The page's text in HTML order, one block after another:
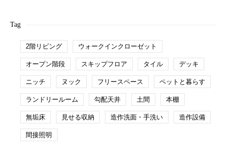
Tag
2階リビング ウォークインクローゼット
オープン階段 スキップフロア タイル デッキ
ニッチ ヌック フリースペース ペットと暮らす
ランドリールーム 勾配天井 土間 本棚
無垢床 見せる収納 造作洗面・手洗い 造作設備
間接照明